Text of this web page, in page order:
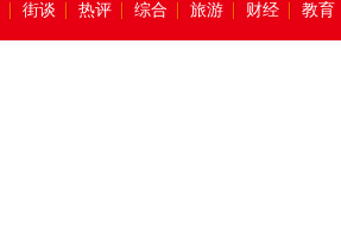
街谈 热评 综合 旅游 财经 教育